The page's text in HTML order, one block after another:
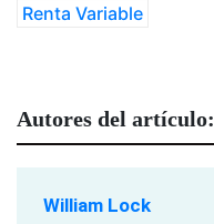
Renta Variable
Autores del artículo:
William Lock